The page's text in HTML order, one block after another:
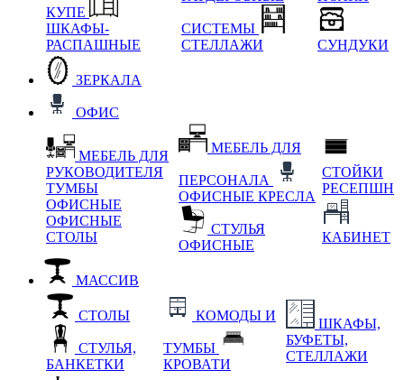
КУПЕ
ШКАФЫ-
РАСПАШНЫЕ
СИСТЕМЫ
СТЕЛЛАЖИ
СУНДУКИ
ЗЕРКАЛА
ОФИС
МЕБЕЛЬ ДЛЯ
РУКОВОДИТЕЛЯ
ТУМБЫ
ОФИСНЫЕ
ОФИСНЫЕ
СТОЛЫ
МЕБЕЛЬ ДЛЯ
ПЕРСОНАЛА
ОФИСНЫЕ КРЕСЛА
СТУЛЬЯ
ОФИСНЫЕ
СТОЙКИ
РЕСЕПШН
КАБИНЕТ
МАССИВ
СТОЛЫ
СТУЛЬЯ,
БАНКЕТКИ
КОМОДЫ И
ТУМБЫ
КРОВАТИ
ШКАФЫ,
БУФЕТЫ,
СТЕЛЛАЖИ